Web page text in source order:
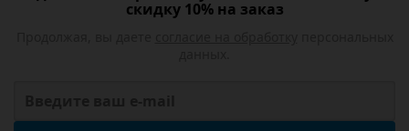
скидку 10% на заказ